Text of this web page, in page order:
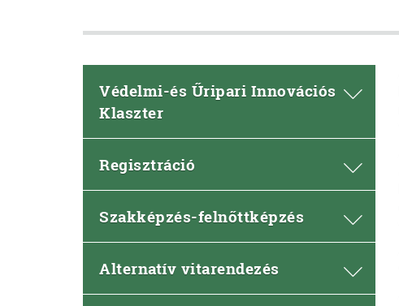
Védelmi-és Űripari Innovációs
Klaszter
Regisztráció
Szakképzés-felnőttképzés
Alternatív vitarendezés